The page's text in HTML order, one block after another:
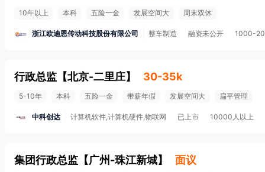
10年以上 本科 五险一金 发展空间大 周末双休
浙江欧迪恩传动科技股份有限公司 整车制造 融资未公开 1000-
行政总监 【北京-二里庄】 30-35k
5-10年 本科 五险一金 带薪年假 发展空间大 扁平管理
中科创达 计算机软件,计算机硬件,物联网 已上市 10000人以上
集团行政总监 【广州-珠江新城】 面议